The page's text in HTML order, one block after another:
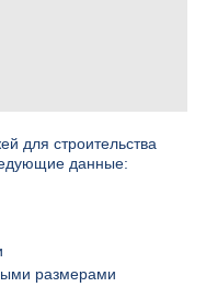
для строительства
данные:
размерами